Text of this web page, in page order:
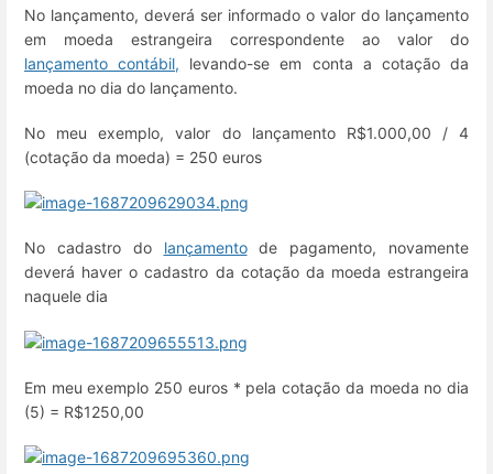
No lançamento, deverá ser informado o valor do lançamento
em moeda estrangeira correspondente ao valor do
lançamento contábil, levando-se em conta a cotação da
moeda no dia do lançamento.
No meu exemplo, valor do lançamento R$1.000,00 / 4
(cotação da moeda) = 250 euros
No cadastro do lançamentode pagamento, novamente
deverá haver o cadastro da cotação da moeda estrangeira
naquele dia
Em meu exemplo 250 euros * pela cotação da moeda no dia
(5) = R$1250,00